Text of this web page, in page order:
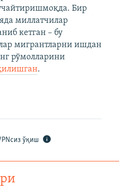
Бир
миллатчилар
кетган – бу
мигрантларни ишдан
рўмолларини
.
ўқиш